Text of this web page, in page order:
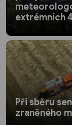
extrémních
Při sběru
zraněného